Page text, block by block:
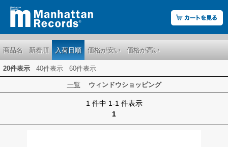
商品名 新着順 入荷日順 価格が安い 価格が高い
20件表示 40件表示 60件表示
一覧 ウィンドウショッピング
1 件中 1-1 件表示
1